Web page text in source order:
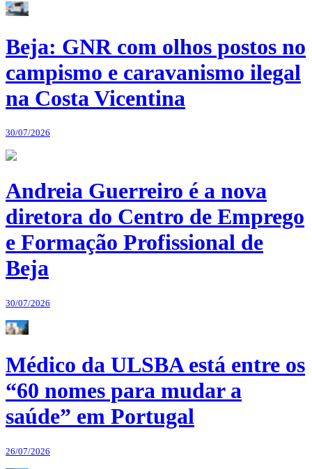
Beja: GNR com olhos postos no
campismo e caravanismo ilegal
na Costa Vicentina
30/07/2026
Andreia Guerreiro é a nova
diretora do Centro de Emprego
e Formação Profissional de
Beja
30/07/2026
Médico da ULSBA está entre os
“60 nomes para mudar a
saúde” em Portugal
26/07/2026